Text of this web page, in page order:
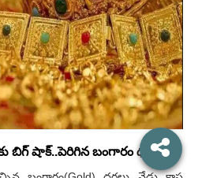
బిగ్ షాక్..పెరిగిన బంగారం ధర